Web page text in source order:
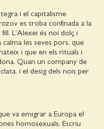
i el capitalisme
es troba confinada a la
L’Alexei és noi dolç i
les seves pors, que
i que en els rituals i
Quan un company de
i el desig dels nois per
va emigrar a Europa el
homosexuals. Escriu